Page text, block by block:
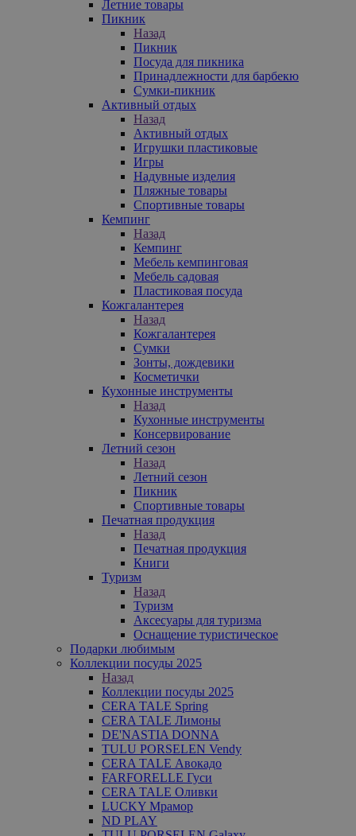
Летние товары
Пикник
Назад
Пикник
Посуда для пикника
Принадлежности для барбекю
Сумки-пикник
Активный отдых
Назад
Активный отдых
Игрушки пластиковые
Игры
Надувные изделия
Пляжные товары
Спортивные товары
Кемпинг
Назад
Кемпинг
Мебель кемпинговая
Мебель садовая
Пластиковая посуда
Кожгалантерея
Назад
Кожгалантерея
Сумки
Зонты, дождевики
Косметички
Кухонные инструменты
Назад
Кухонные инструменты
Консервирование
Летний сезон
Назад
Летний сезон
Пикник
Спортивные товары
Печатная продукция
Назад
Печатная продукция
Книги
Туризм
Назад
Туризм
Аксесуары для туризма
Оснащение туристическое
Подарки любимым
Коллекции посуды 2025
Назад
Коллекции посуды 2025
CERA TALE Spring
CERA TALE Лимоны
DE'NASTIA DONNA
TULU PORSELEN Vendy
CERA TALE Авокадо
FARFORELLE Гуси
CERA TALE Оливки
LUCKY Мрамор
ND PLAY